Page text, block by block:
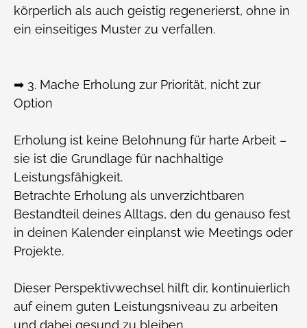
körperlich als auch geistig regenerierst, ohne in
ein einseitiges Muster zu verfallen.
➡ 3. Mache Erholung zur Priorität, nicht zur
Option
Erholung ist keine Belohnung für harte Arbeit –
sie ist die Grundlage für nachhaltige
Leistungsfähigkeit.
Betrachte Erholung als unverzichtbaren
Bestandteil deines Alltags, den du genauso fest
in deinen Kalender einplanst wie Meetings oder
Projekte.
Dieser Perspektivwechsel hilft dir, kontinuierlich
auf einem guten Leistungsniveau zu arbeiten
und dabei gesund zu bleiben.